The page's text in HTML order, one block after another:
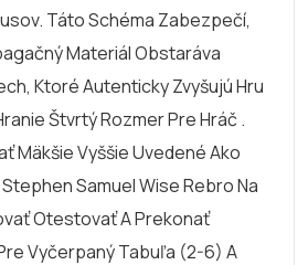
Táto Schéma Zabezpečí,
Materiál Obstaráva
Ktoré Autenticky Zvyšujú Hru
Štvrtý Rozmer Pre Hráč .
Mäkšie Vyššie Uvedené Ako
Samuel Wise Rebro Na
Otestovať A Prekonať
Vyčerpaný Tabuľa (2-6) A